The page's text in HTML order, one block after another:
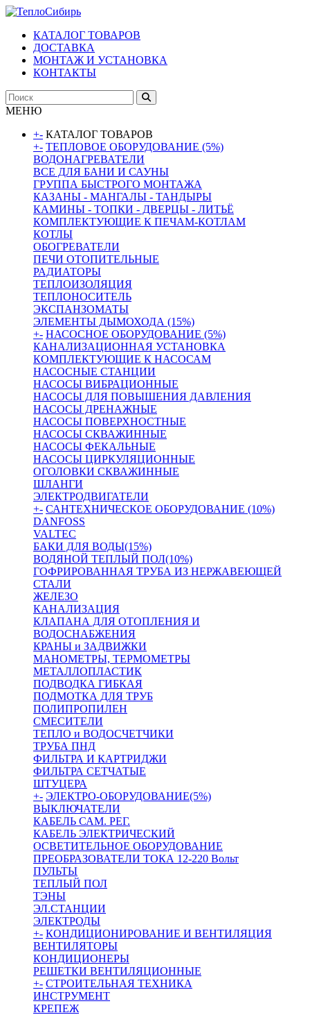
КАТАЛОГ ТОВАРОВ
ДОСТАВКА
МОНТАЖ И УСТАНОВКА
КОНТАКТЫ
МЕНЮ
+- КАТАЛОГ ТОВАРОВ
+- ТЕПЛОВОЕ ОБОРУДОВАНИЕ (5%)
ВОДОНАГРЕВАТЕЛИ
ВСЕ ДЛЯ БАНИ И САУНЫ
ГРУППА БЫСТРОГО МОНТАЖА
КАЗАНЫ - МАНГАЛЫ - ТАНДЫРЫ
КАМИНЫ - ТОПКИ - ДВЕРЦЫ - ЛИТЬЁ
КОМПЛЕКТУЮЩИЕ К ПЕЧАМ-КОТЛАМ
КОТЛЫ
ОБОГРЕВАТЕЛИ
ПЕЧИ ОТОПИТЕЛЬНЫЕ
РАДИАТОРЫ
ТЕПЛОИЗОЛЯЦИЯ
ТЕПЛОНОСИТЕЛЬ
ЭКСПАНЗОМАТЫ
ЭЛЕМЕНТЫ ДЫМОХОДА (15%)
+- НАСОСНОЕ ОБОРУДОВАНИЕ (5%)
КАНАЛИЗАЦИОННАЯ УСТАНОВКА
КОМПЛЕКТУЮЩИЕ К НАСОСАМ
НАСОСНЫЕ СТАНЦИИ
НАСОСЫ ВИБРАЦИОННЫЕ
НАСОСЫ ДЛЯ ПОВЫШЕНИЯ ДАВЛЕНИЯ
НАСОСЫ ДРЕНАЖНЫЕ
НАСОСЫ ПОВЕРХНОСТНЫЕ
НАСОСЫ СКВАЖИННЫЕ
НАСОСЫ ФЕКАЛЬНЫЕ
НАСОСЫ ЦИРКУЛЯЦИОННЫЕ
ОГОЛОВКИ СКВАЖИННЫЕ
ШЛАНГИ
ЭЛЕКТРОДВИГАТЕЛИ
+- САНТЕХНИЧЕСКОЕ ОБОРУДОВАНИЕ (10%)
DANFOSS
VALTEC
БАКИ ДЛЯ ВОДЫ(15%)
ВОДЯНОЙ ТЕПЛЫЙ ПОЛ(10%)
ГОФРИРОВАННАЯ ТРУБА ИЗ НЕРЖАВЕЮЩЕЙ
СТАЛИ
ЖЕЛЕЗО
КАНАЛИЗАЦИЯ
КЛАПАНА ДЛЯ ОТОПЛЕНИЯ И
ВОДОСНАБЖЕНИЯ
КРАНЫ и ЗАДВИЖКИ
МАНОМЕТРЫ, ТЕРМОМЕТРЫ
МЕТАЛЛОПЛАСТИК
ПОДВОДКА ГИБКАЯ
ПОДМОТКА ДЛЯ ТРУБ
ПОЛИПРОПИЛЕН
СМЕСИТЕЛИ
ТЕПЛО и ВОДОСЧЕТЧИКИ
ТРУБА ПНД
ФИЛЬТРА И КАРТРИДЖИ
ФИЛЬТРА СЕТЧАТЫЕ
ШТУЦЕРА
+- ЭЛЕКТРО-ОБОРУДОВАНИЕ(5%)
ВЫКЛЮЧАТЕЛИ
КАБЕЛЬ САМ. РЕГ.
КАБЕЛЬ ЭЛЕКТРИЧЕСКИЙ
ОСВЕТИТЕЛЬНОЕ ОБОРУДОВАНИЕ
ПРЕОБРАЗОВАТЕЛИ ТОКА 12-220 Вольт
ПУЛЬТЫ
ТЕПЛЫЙ ПОЛ
ТЭНЫ
ЭЛ.СТАНЦИИ
ЭЛЕКТРОДЫ
+- КОНДИЦИОНИРОВАНИЕ И ВЕНТИЛЯЦИЯ
ВЕНТИЛЯТОРЫ
КОНДИЦИОНЕРЫ
РЕШЕТКИ ВЕНТИЛЯЦИОННЫЕ
+- СТРОИТЕЛЬНАЯ ТЕХНИКА
ИНСТРУМЕНТ
КРЕПЕЖ